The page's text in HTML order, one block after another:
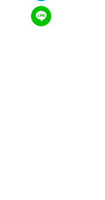
LINEで送る